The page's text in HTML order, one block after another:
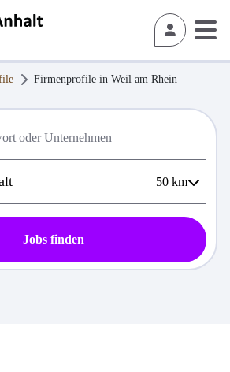
Firmenprofile in Weil am Rhein
50 km
Jobs finden